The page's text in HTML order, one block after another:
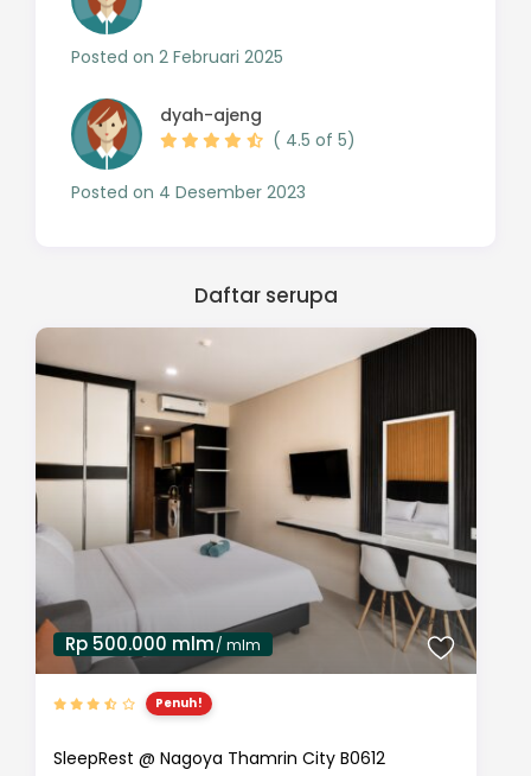
Posted on 2 Februari 2025
dyah-ajeng
Posted on 4 Desember 2023
( 4.5 of 5)
Daftar serupa
Rp 500.000 mlm/ mlm
Penuh!
SleepRest @ Nagoya Thamrin City B0612